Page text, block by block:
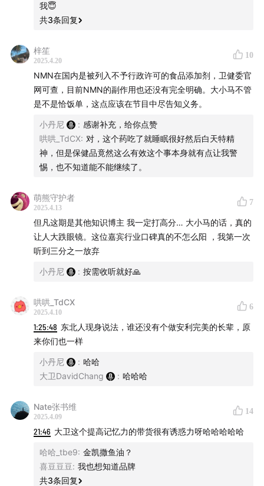
感谢只在微信小程序能买到的新朋友「营养工厂
UndoAge」对本期节目的支持！
为大家提供高品质、工厂价的营养补剂。
定价透明，品质保障
营养工厂绝大多数产品价格都在两位数（一个月的量），
比如鱼油、辅酶 Q10，风靡欧美的天价抗衰成分
求的朋友轻松实现补剂自由。不仅性价比超高，他们还敢
直接把成本写出来，产品检测报告也会在小程序里公开展
示，让大家用得安心！
产品包括：
「销冠」的NMN NAD+
，从细胞根源延缓衰老，充沛
精力，对提高睡眠质量、改善发肤甲尤其明显
长期吃外卖、压力大、饮食高油高糖
证、95% 高纯度深海鱼油，
我😇
共3条回复
梓笙
2025.4.20
10
NMN在国内是被列入不予行政许可的食品添加剂，卫健委官
网可查，目前NMN的副作用也还没有完全明确。大小马不管
是不是恰饭单，这点应该在节目中尽告知义务。
小丹尼 : 感谢补充，给你点赞
哄哄_TdCX: 对，这个药吃了就睡眠很好然后白天特精
神，但是保健品竟然这么有效这个事本身就有点让我警
惕，也不知道能不能继续了。
萌熊守护者
2025.4.13
7
但凡这期是其他知识博主 我一定打高分… 大小马的话，真的
让人大跌眼镜。这位嘉宾行业口碑真的不怎么阳 ，我第一次
听到三分之一放弃
小丹尼 : 按需收听就好🙏
哄哄_TdCX
2025.4.10
6
1:25:48 东北人现身说法，谁还没有个做安利完美的长辈，原
来你们也一样
小丹尼 : 哈哈
大卫DavidChang
: 哈哈哈
Nate张书维
2025.4.09
14
21:46 大卫这个提高记忆力的带货很有诱惑力呀哈哈哈哈哈
哈哈_tbe9: 金凯撒鱼油？
喜豆豆豆: 我也想知道品牌
共3条回复